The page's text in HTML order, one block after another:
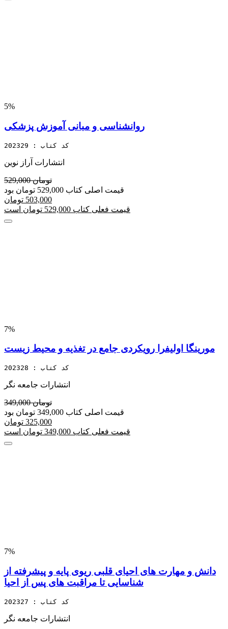
5%
روانشناسی و مبانی آموزش پزشکی
کد کتاب : 202329
انتشارات آراز نوین
529,000 تومان
قیمت اصلی کتاب 529,000 تومان بود
503,000 تومان
قیمت فعلی کتاب 529,000 تومان است
7%
مورینگا اولیفرا رویکردی جامع در تغذیه و محیط زیست
کد کتاب : 202328
انتشارات جامعه نگر
349,000 تومان
قیمت اصلی کتاب 349,000 تومان بود
325,000 تومان
قیمت فعلی کتاب 349,000 تومان است
7%
دانش و مهارت های احیای قلبی ریوی پایه و پیشرفته از
شناسایی تا مراقبت های پس از احیا
کد کتاب : 202327
انتشارات جامعه نگر